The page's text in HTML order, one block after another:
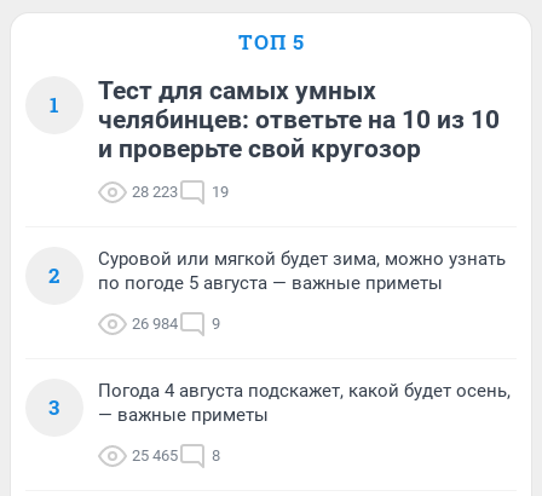
ТОП 5
1
Тест для самых умных
челябинцев: ответьте на 10 из 10
и проверьте свой кругозор
28 223 19
2
Суровой или мягкой будет зима, можно узнать
по погоде 5 августа — важные приметы
26 984 9
3
Погода 4 августа подскажет, какой будет осень,
— важные приметы
25 465 8